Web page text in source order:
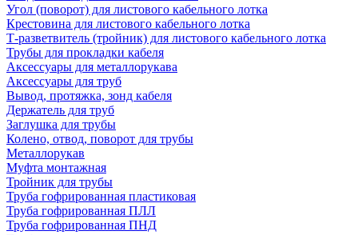
Угол (поворот) для листового кабельного лотка
Крестовина для листового кабельного лотка
Т-разветвитель (тройник) для листового кабельного лотка
Трубы для прокладки кабеля
Аксессуары для металлорукава
Аксессуары для труб
Вывод, протяжка, зонд кабеля
Держатель для труб
Заглушка для трубы
Колено, отвод, поворот для трубы
Металлорукав
Муфта монтажная
Тройник для трубы
Труба гофрированная пластиковая
Труба гофрированная ПЛЛ
Труба гофрированная ПНД